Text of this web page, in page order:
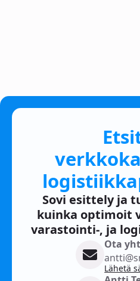
Sovi esittely ja
kuinka optimoit
varastointi-, ja
Ota
Lähetä